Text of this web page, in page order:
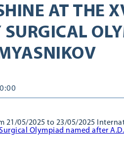
AT THE
SURGICAL
21/05/2025 to 23/05/2025
Olympiad named after